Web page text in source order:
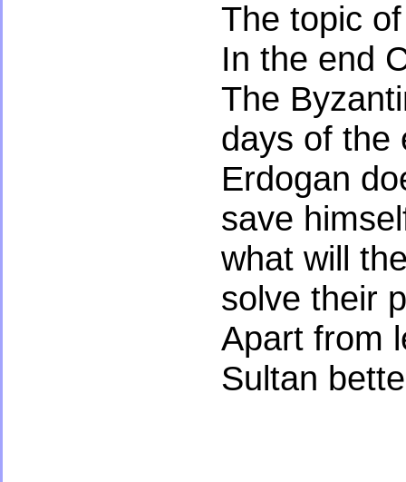
The topic
In the end
The
days of the
Erdogan
save
what will
solve their
Apart from
Sultan